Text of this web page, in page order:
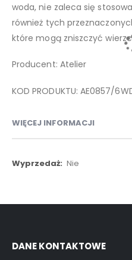
woda, nie zaleca się
również tych
które mogą zniszczyć
Producent: Atelier
KOD PRODUKTU: AE0857/
WIĘCEJ INFORMACJI
Więcej
Nie
DANE KONTAKTOWE